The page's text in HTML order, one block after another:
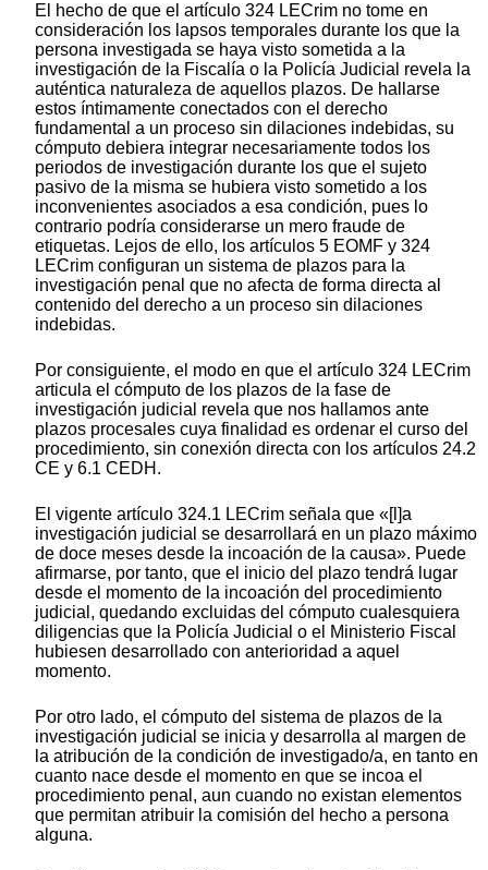
El hecho de que el artículo 324 LECrim no tome en
consideración los lapsos temporales durante los que la
persona investigada se haya visto sometida a la
investigación de la Fiscalía o la Policía Judicial revela la
auténtica naturaleza de aquellos plazos. De hallarse
estos íntimamente conectados con el derecho
fundamental a un proceso sin dilaciones indebidas, su
cómputo debiera integrar necesariamente todos los
periodos de investigación durante los que el sujeto
pasivo de la misma se hubiera visto sometido a los
inconvenientes asociados a esa condición, pues lo
contrario podría considerarse un mero fraude de
etiquetas. Lejos de ello, los artículos 5 EOMF y 324
LECrim configuran un sistema de plazos para la
investigación penal que no afecta de forma directa al
contenido del derecho a un proceso sin dilaciones
indebidas.
Por consiguiente, el modo en que el artículo 324 LECrim
articula el cómputo de los plazos de la fase de
investigación judicial revela que nos hallamos ante
plazos procesales cuya finalidad es ordenar el curso del
procedimiento, sin conexión directa con los artículos 24.2
CE y 6.1 CEDH.
El vigente artículo 324.1 LECrim señala que «[l]a
investigación judicial se desarrollará en un plazo máximo
de doce meses desde la incoación de la causa». Puede
afirmarse, por tanto, que el inicio del plazo tendrá lugar
desde el momento de la incoación del procedimiento
judicial, quedando excluidas del cómputo cualesquiera
diligencias que la Policía Judicial o el Ministerio Fiscal
hubiesen desarrollado con anterioridad a aquel
momento.
Por otro lado, el cómputo del sistema de plazos de la
investigación judicial se inicia y desarrolla al margen de
la atribución de la condición de investigado/a, en tanto en
cuanto nace desde el momento en que se incoa el
procedimiento penal, aun cuando no existan elementos
que permitan atribuir la comisión del hecho a persona
alguna.